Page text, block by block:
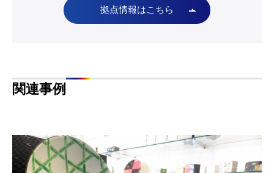
拠点情報はこちら
関連事例